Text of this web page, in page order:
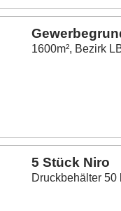
1600m², Bezirk
5 Stück Niro
Druckbehälter 50